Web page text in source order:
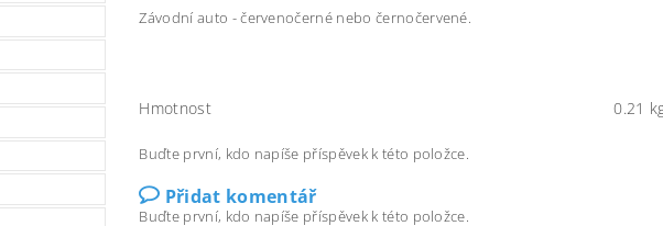
Závodní auto - červenočerné nebo černočervené.
Hmotnost 0.21
Buďte první, kdo napíše příspěvek k této položce.
Přidat komentář
Buďte první, kdo napíše příspěvek k této položce.